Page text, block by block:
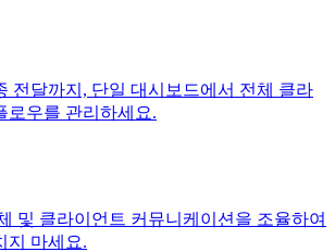
전달까지, 단일 대시보드에서 전체 클라
로우를 관리하세요.
및 클라이언트 커뮤니케이션을 조율하여
지 마세요.